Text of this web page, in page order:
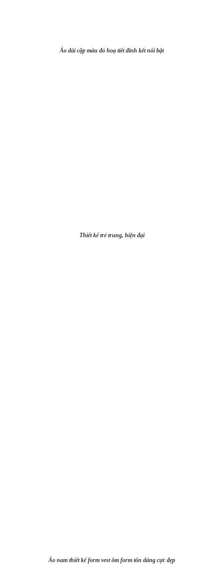
Áo dài cặp màu đỏ hoạ tiết đính kết nổi bật
Thiết kế trẻ trung, hiện đại
Áo nam thiết kế form vest ôm form tôn dáng cực đẹp